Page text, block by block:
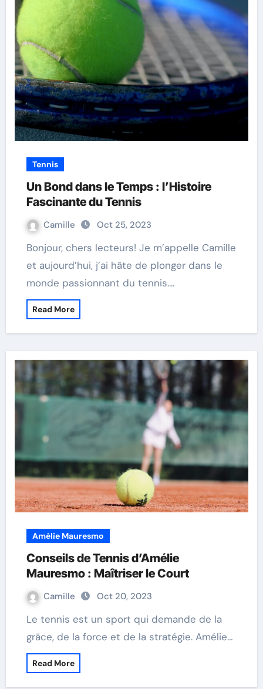
Tennis
Un Bond dans le Temps : l’Histoire
Fascinante du Tennis
Camille Oct 25, 2023
Bonjour, chers lecteurs! Je m’appelle Camille
et aujourd’hui, j’ai hâte de plonger dans le
monde passionnant du tennis.…
Read More
Amélie Mauresmo
Conseils de Tennis d’Amélie
Mauresmo : Maîtriser le Court
Camille Oct 20, 2023
Le tennis est un sport qui demande de la
grâce, de la force et de la stratégie. Amélie…
Read More